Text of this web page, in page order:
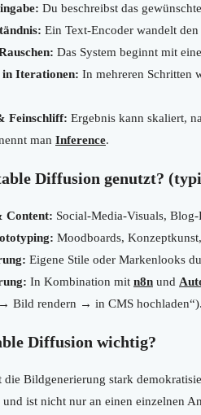
Du beschreibst das
Ein Text-Encoder wandelt
Das System beginnt mit
in Iterationen: In mehreren Schritten
Feinschliff: Ergebnis kann skaliert,
man Inference.
Diffusion genutzt?
Content: Social-Media-Visuals,
Moodboards,
Eigene Stile oder Markenlooks
In Kombination mit n8n und
Bild rendern → in CMS hochladen“).
Diffusion wichtig?
die Bildgenerierung stark
ist nicht nur an einen einzelnen